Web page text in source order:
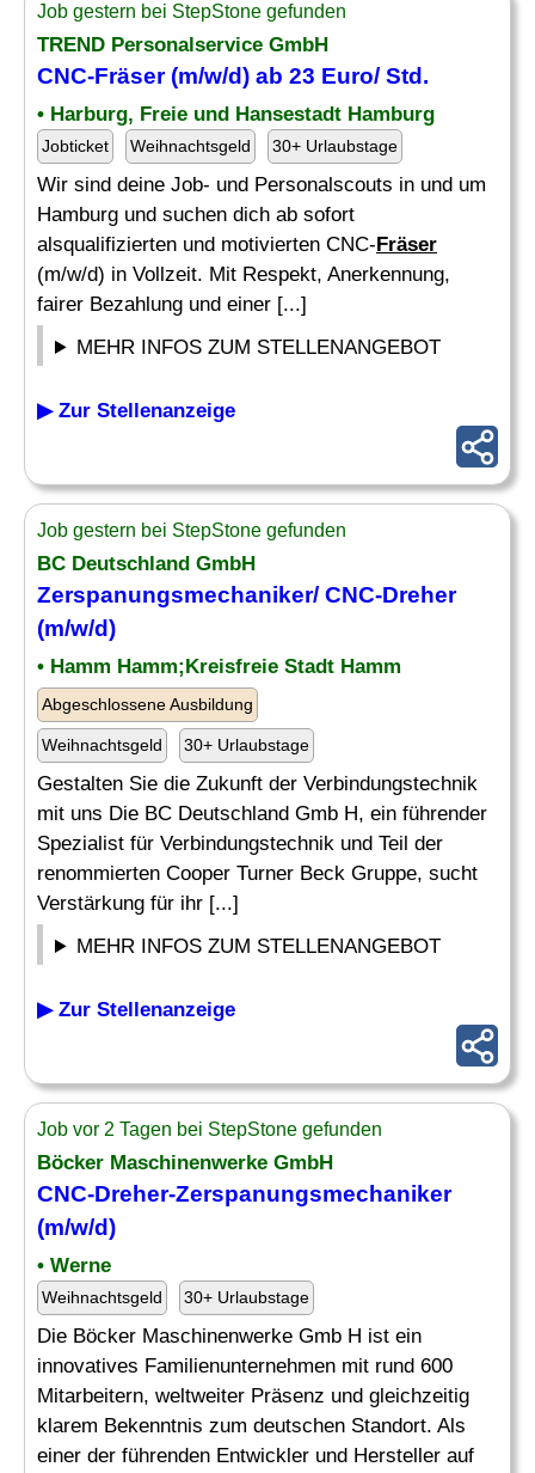
Job gestern bei StepStone gefunden
TREND Personalservice GmbH
CNC-Fräser(m/w/d) ab 23 Euro/ Std.
• Harburg, Freie und Hansestadt Hamburg
Jobticket Weihnachtsgeld 30+ Urlaubstage
Wir sind deine Job- und Personalscouts in und um
Hamburg und suchen dich ab sofort
alsqualifizierten und motivierten CNC-Fräser
(m/w/d) in Vollzeit. Mit Respekt, Anerkennung,
fairer Bezahlung und einer [...]
MEHR INFOS ZUM STELLENANGEBOT
▶ Zur Stellenanzeige
Job gestern bei StepStone gefunden
BC Deutschland GmbH
Zerspanungsmechaniker/ CNC-Dreher
(m/w/d)
• Hamm Hamm;Kreisfreie Stadt Hamm
Abgeschlossene Ausbildung
Weihnachtsgeld 30+ Urlaubstage
Gestalten Sie die Zukunft der Verbindungstechnik
mit uns Die BC Deutschland Gmb H, ein führender
Spezialist für Verbindungstechnik und Teil der
renommierten Cooper Turner Beck Gruppe, sucht
Verstärkung für ihr [...]
MEHR INFOS ZUM STELLENANGEBOT
▶ Zur Stellenanzeige
Job vor 2 Tagen bei StepStone gefunden
Böcker Maschinenwerke GmbH
CNC-Dreher-Zerspanungsmechaniker
(m/w/d)
• Werne
Weihnachtsgeld 30+ Urlaubstage
Die Böcker Maschinenwerke Gmb H ist ein
innovatives Familienunternehmen mit rund 600
Mitarbeitern, weltweiter Präsenz und gleichzeitig
klarem Bekenntnis zum deutschen Standort. Als
einer der führenden Entwickler und Hersteller auf